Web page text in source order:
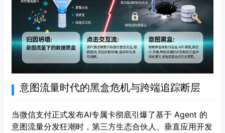
意图流量时代的黑盒危机与跨端追踪断层
当微信支付正式发布AI专属卡彻底引爆了基于 Agent 的
意图流量分发狂潮时，第三方生态合伙人、垂直应用开发